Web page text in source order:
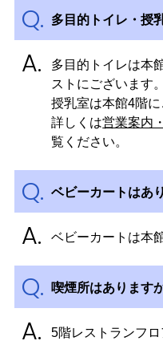
多目的トイレ・授
多目的トイレは本
ストにございます。
授乳室は本館4階に
詳しくは営業案内
覧ください。
ベビーカートはあ
ベビーカートは本
喫煙所はあります
5階レストランフロ